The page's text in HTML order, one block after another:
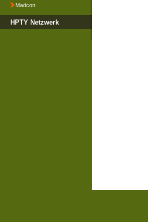
Madcon
HPTY Netzwerk